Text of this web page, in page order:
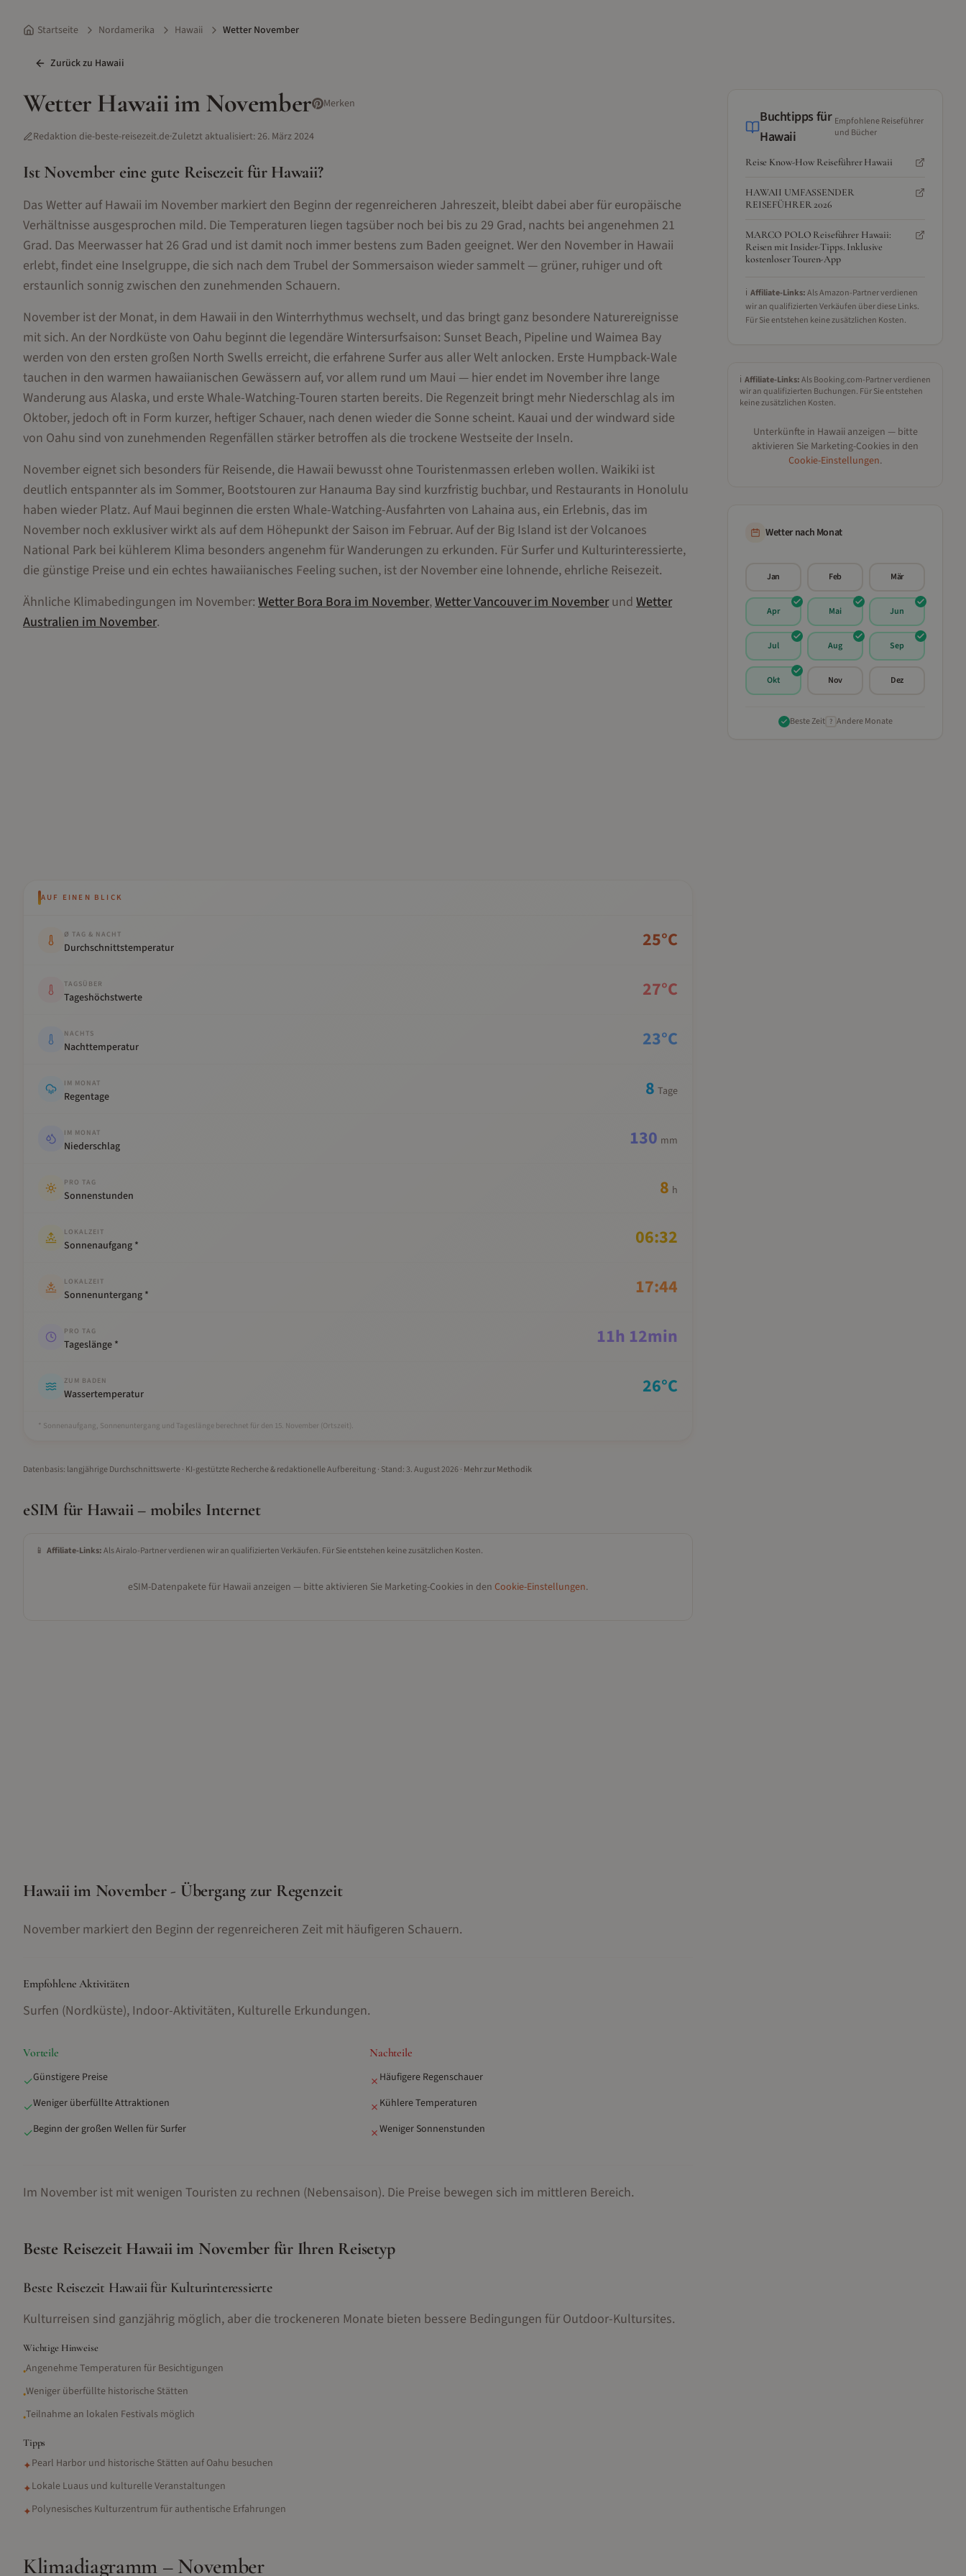
Startseite Nordamerika Hawaii Wetter November
Zurück zu Hawaii
Wetter Hawaiiim November Merken
Redaktion die-beste-reisezeit.de·Zuletzt aktualisiert:26. März 2024
Ist November eine gute Reisezeit für Hawaii?
Das Wetter auf Hawaii im November markiert den Beginn der regenreicheren Jahreszeit, bleibt dabei aber für europäische
Verhältnisse ausgesprochen mild. Die Temperaturen liegen tagsüber noch bei bis zu 29 Grad, nachts bei angenehmen 21
Grad. Das Meerwasser hat 26 Grad und ist damit noch immer bestens zum Baden geeignet. Wer den November in Hawaii
erlebt, findet eine Inselgruppe, die sich nach dem Trubel der Sommersaison wieder sammelt — grüner, ruhiger und oft
erstaunlich sonnig zwischen den zunehmenden Schauern.
November ist der Monat, in dem Hawaii in den Winterrhythmus wechselt, und das bringt ganz besondere Naturereignisse
mit sich. An der Nordküste von Oahu beginnt die legendäre Wintersurfsaison: Sunset Beach, Pipeline und Waimea Bay
werden von den ersten großen North Swells erreicht, die erfahrene Surfer aus aller Welt anlocken. Erste Humpback-Wale
tauchen in den warmen hawaiianischen Gewässern auf, vor allem rund um Maui — hier endet im November ihre lange
Wanderung aus Alaska, und erste Whale-Watching-Touren starten bereits. Die Regenzeit bringt mehr Niederschlag als im
Oktober, jedoch oft in Form kurzer, heftiger Schauer, nach denen wieder die Sonne scheint. Kauai und der windward side
von Oahu sind von zunehmenden Regenfällen stärker betroffen als die trockene Westseite der Inseln.
November eignet sich besonders für Reisende, die Hawaii bewusst ohne Touristenmassen erleben wollen. Waikiki ist
deutlich entspannter als im Sommer, Bootstouren zur Hanauma Bay sind kurzfristig buchbar, und Restaurants in Honolulu
haben wieder Platz. Auf Maui beginnen die ersten Whale-Watching-Ausfahrten von Lahaina aus, ein Erlebnis, das im
November noch exklusiver wirkt als auf dem Höhepunkt der Saison im Februar. Auf der Big Island ist der Volcanoes
National Park bei kühlerem Klima besonders angenehm für Wanderungen zu erkunden. Für Surfer und Kulturinteressierte,
die günstige Preise und ein echtes hawaiianisches Feeling suchen, ist der November eine lohnende, ehrliche Reisezeit.
Ähnliche Klimabedingungen im November: WetterBora BoraimNovember,WetterVancouverimNovemberund Wetter
AustralienimNovember.
AUF EINEN BLICK
Ø TAG & NACHT
Durchschnittstemperatur 25°C
TAGSÜBER
Tageshöchstwerte 27°C
NACHTS
Nachttemperatur 23°C
IM MONAT
Regentage 8 Tage
IM MONAT
Niederschlag 130 mm
PRO TAG
Sonnenstunden 8 h
LOKALZEIT
Sonnenaufgang * 06:32
LOKALZEIT
Sonnenuntergang * 17:44
PRO TAG
Tageslänge * 11h 12min
ZUM BADEN
Wassertemperatur 26°C
* Sonnenaufgang, Sonnenuntergang und Tageslänge berechnet für den 15. November (Ortszeit).
Datenbasis: langjährige Durchschnittswerte · KI-gestützte Recherche & redaktionelle Aufbereitung· Stand: 3. August 2026· Mehr zur Methodik
eSIM für Hawaii– mobiles Internet
📱 Affiliate-Links:Als Airalo-Partner verdienen wir an qualifizierten Verkäufen. Für Sie entstehen keine zusätzlichen Kosten.
eSIM-Datenpakete für Hawaii anzeigen — bitte aktivieren Sie Marketing-Cookies in den Cookie-Einstellungen.
Hawaii im November - Übergang zur Regenzeit
November markiert den Beginn der regenreicheren Zeit mit häufigeren Schauern.
Empfohlene Aktivitäten
Surfen (Nordküste), Indoor-Aktivitäten, Kulturelle Erkundungen.
Vorteile
✓Günstigere Preise
✓Weniger überfüllte Attraktionen
✓Beginn der großen Wellen für Surfer
Nachteile
✗ Häufigere Regenschauer
✗ Kühlere Temperaturen
✗Weniger Sonnenstunden
Im November ist mit wenigen Touristen zu rechnen (Nebensaison). Die Preise bewegen sich im mittleren Bereich.
Beste Reisezeit Hawaiiim Novemberfür Ihren Reisetyp
Beste Reisezeit Hawaii für Kulturinteressierte
Kulturreisen sind ganzjährig möglich, aber die trockeneren Monate bieten bessere Bedingungen für Outdoor-Kultursites.
Wichtige Hinweise
•Angenehme Temperaturen für Besichtigungen
•Weniger überfüllte historische Stätten
•Teilnahme an lokalen Festivals möglich
Tipps
✦Pearl Harbor und historische Stätten auf Oahu besuchen
✦Lokale Luaus und kulturelle Veranstaltungen
✦Polynesisches Kulturzentrum für authentische Erfahrungen
Klimadiagramm –November
Buchtipps für
Hawaii
Empfohlene Reiseführer
und Bücher
Reise Know-How Reiseführer Hawaii
HAWAII UMFASSENDER
REISEFÜHRER 2026
MARCO POLO Reiseführer Hawaii:
Reisen mit Insider-Tipps. Inklusive
kostenloser Touren-App
ℹ️ Affiliate-Links:Als Amazon-Partner verdienen
wir an qualifizierten Verkäufen über diese Links.
Für Sie entstehen keine zusätzlichen Kosten.
ℹ️ Affiliate-Links:Als Booking.com-Partner verdienen
wir an qualifizierten Buchungen. Für Sie entstehen
keine zusätzlichen Kosten.
Unterkünfte in Hawaii anzeigen — bitte
aktivieren Sie Marketing-Cookies in den
Cookie-Einstellungen.
Wetter nach Monat
Jan Feb Mär
Apr Mai Jun
Jul Aug Sep
Okt Nov Dez
Beste Zeit ? Andere Monate